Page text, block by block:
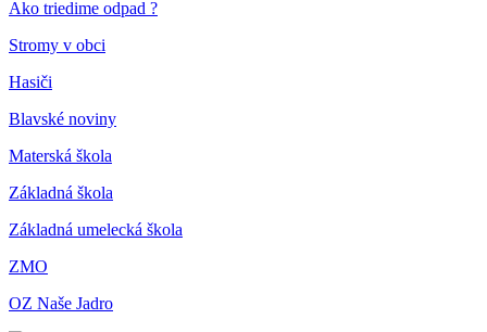
Ako triedime odpad ?
Stromy v obci
Hasiči
Blavské noviny
Materská škola
Základná škola
Základná umelecká škola
ZMO
OZ Naše Jadro